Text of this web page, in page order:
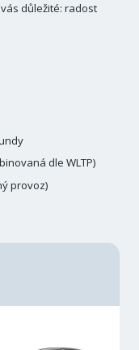
důležité: radost
dle WLTP)
provoz)